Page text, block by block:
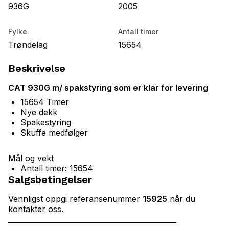
936G 2005
Fylke
Trøndelag
Antall timer
15654
Beskrivelse
CAT 930G m/ spakstyring som er klar for levering
15654 Timer
Nye dekk
Spakestyring
Skuffe medfølger
Mål og vekt
Antall timer: 15654
Salgsbetingelser
Vennligst oppgi referansenummer 15925 når du
kontakter oss.